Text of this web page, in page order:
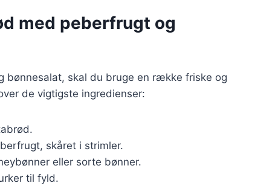
med peberfrugt og
bønnesalat, skal du bruge en række friske og
de vigtigste ingredienser:
skåret i strimler.
eller sorte bønner.
til fyld.